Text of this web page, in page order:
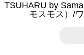
TSUHARU by
モスモス）/